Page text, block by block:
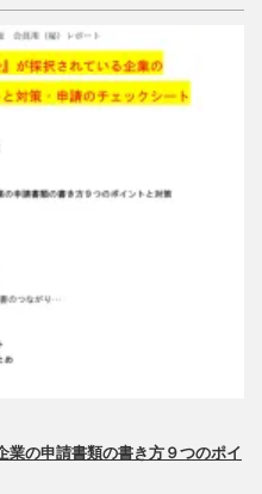
業の申請書類の書き方９つのポイ